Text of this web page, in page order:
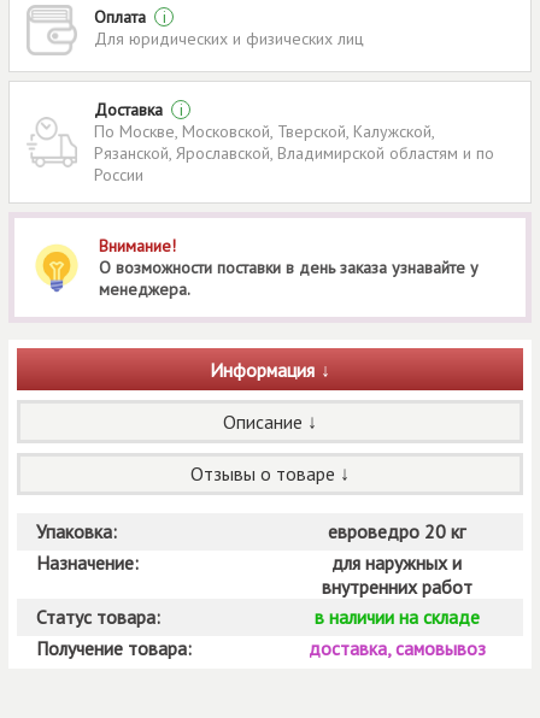
Оплата
i
Для юридических и физических лиц
Доставка
i
По Москве, Московской, Тверской, Калужской,
Рязанской, Ярославской, Владимирской областям и по
России
Внимание!
О возможности поставки в день заказа узнавайте у
менеджера.
Информация
Описание
Отзывы о товаре
Упаковка:
евроведро 20 кг
Назначение:
для наружных и
внутренних работ
Статус товара:
в наличии на складе
Получение товара:
доставка, самовывоз